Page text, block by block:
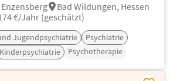
Bad Wildungen, Hessen
€/Jahr (geschätzt)
Jugendpsychiatrie
Psychiatrie
Kinderpsychiatrie Psychotherapie